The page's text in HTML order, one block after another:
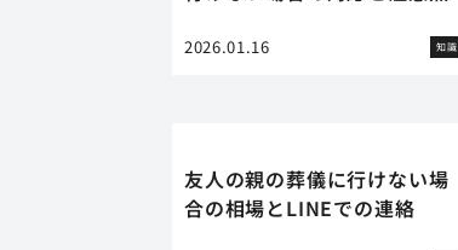
2026.01.16 知識
友人の親の葬儀に行けない場
合の相場とLINEでの連絡